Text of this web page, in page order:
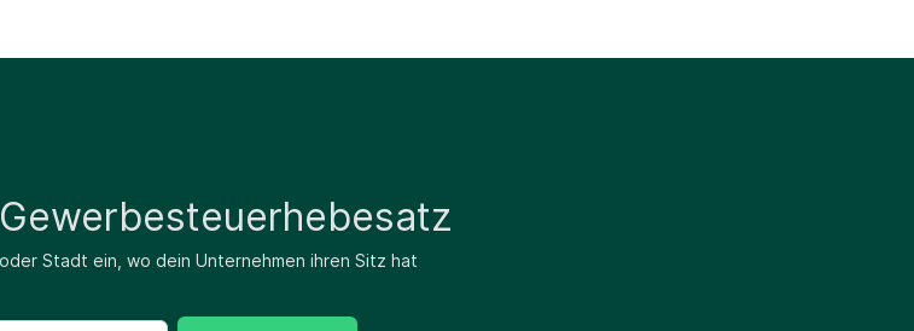
Stadt ein, wo dein Unternehmen ihren Sitz hat